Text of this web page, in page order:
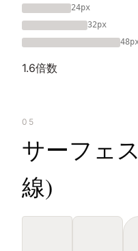
24px
32px
1.6倍数
05
サーフェ
線)